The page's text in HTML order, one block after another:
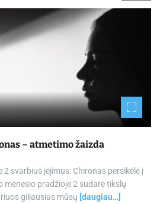
– atmetimo žaizda
svarbius įėjimus: Chironas persikėlė į
mėnesio pradžioje 2 sudarė tikslų
giliausius mūsų [daugiau…]